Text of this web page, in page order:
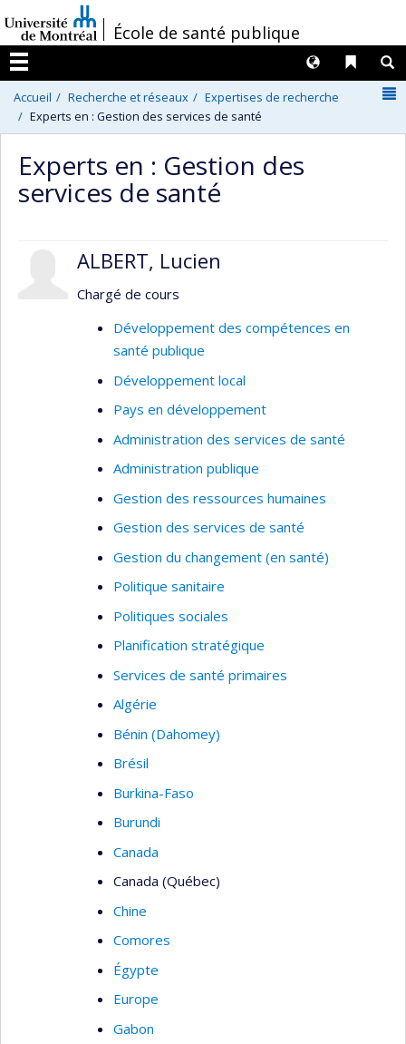
au
contenu
/École de santé publique
Menu
Liens
Langues
Accueil Recherche et réseaux
Expertises de recherche
Experts en : Gestion des services de santé
Experts en : Gestion des
services de santé
ALBERT, Lucien
Chargé de cours
Développement des compétences en
santé publique
Développement local
Pays en développement
Administration des services de santé
Administration publique
Gestion des ressources humaines
Gestion des services de santé
Gestion du changement (en santé)
Politique sanitaire
Politiques sociales
Planification stratégique
Services de santé primaires
Algérie
Bénin (Dahomey)
Brésil
Burkina-Faso
Burundi
Canada
Canada (Québec)
Chine
Comores
Égypte
Europe
Gabon